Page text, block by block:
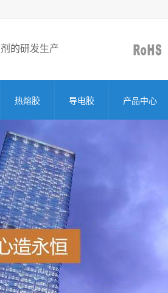
的研发生产
热熔胶 导电胶 产品中心